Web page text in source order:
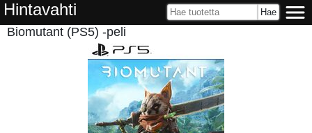
Hintavahti
Biomutant (PS5) -peli